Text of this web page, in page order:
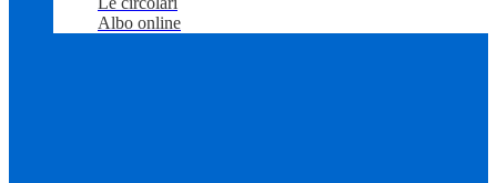
Albo online